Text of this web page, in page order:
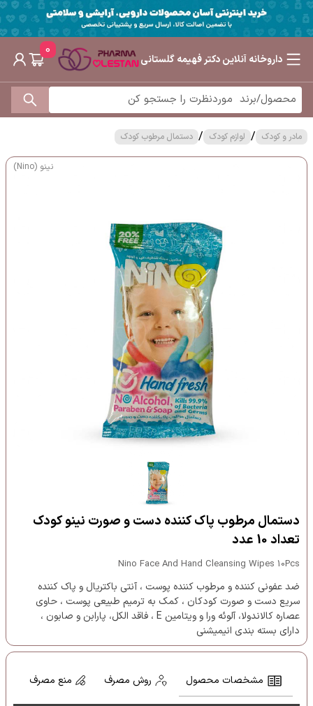
داروخانه آنلاین دکتر فهیمه گلستانی
0
مادر و کودک / لوازم کودک / دستمال مرطوب کودک
نینو (Nino)
دستمال مرطوب پاک کننده دست و صورت نینو کودک
تعداد 10 عدد
Nino Face And Hand Cleansing Wipes 10Pcs
ضد عفونی کننده و مرطوب کننده پوست ، آنتی باکتریال و پاک کننده
سریع دست و صورت کودکان ، کمک به ترمیم طبیعی پوست ، حاوی
عصاره کالاندولا، آلوئه ورا و ویتامین E ، فاقد الکل، پارابن و صابون ،
دارای بسته بندی انیمیشنی
مشخصات محصول روش مصرف منع مصرف